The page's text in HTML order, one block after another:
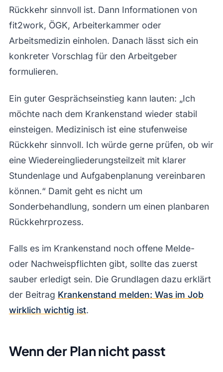
Rückkehr sinnvoll ist. Dann Informationen von
fit2work, ÖGK, Arbeiterkammer oder
Arbeitsmedizin einholen. Danach lässt sich ein
konkreter Vorschlag für den Arbeitgeber
formulieren.
Ein guter Gesprächseinstieg kann lauten: „Ich
möchte nach dem Krankenstand wieder stabil
einsteigen. Medizinisch ist eine stufenweise
Rückkehr sinnvoll. Ich würde gerne prüfen, ob wir
eine Wiedereingliederungsteilzeit mit klarer
Stundenlage und Aufgabenplanung vereinbaren
können.“ Damit geht es nicht um
Sonderbehandlung, sondern um einen planbaren
Rückkehrprozess.
Falls es im Krankenstand noch offene Melde-
oder Nachweispflichten gibt, sollte das zuerst
sauber erledigt sein. Die Grundlagen dazu erklärt
der Beitrag Krankenstand melden: Was im Job
wirklich wichtig ist.
Wenn der Plan nicht passt